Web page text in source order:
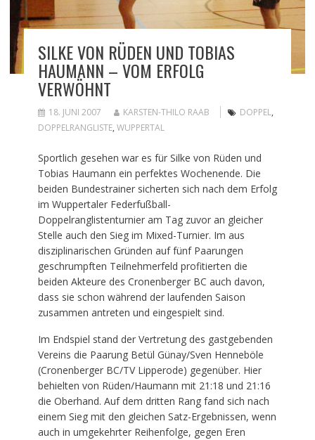
SILKE VON RÜDEN UND TOBIAS
HAUMANN – VOM ERFOLG
VERWÖHNT
18. JUNI 2007 KARSTEN-THILO RAAB DOPPEL,
DOPPELRANGLISTE, WUPPERTAL
Sportlich gesehen war es für Silke von Rüden und
Tobias Haumann ein perfektes Wochenende. Die
beiden Bundestrainer sicherten sich nach dem Erfolg
im Wuppertaler Federfußball-
Doppelranglistenturnier am Tag zuvor an gleicher
Stelle auch den Sieg im Mixed-Turnier. Im aus
disziplinarischen Gründen auf fünf Paarungen
geschrumpften Teilnehmerfeld profitierten die
beiden Akteure des Cronenberger BC auch davon,
dass sie schon während der laufenden Saison
zusammen antreten und eingespielt sind.
Im Endspiel stand der Vertretung des gastgebenden
Vereins die Paarung Betül Günay/Sven Henneböle
(Cronenberger BC/TV Lipperode) gegenüber. Hier
behielten von Rüden/Haumann mit 21:18 und 21:16
die Oberhand. Auf dem dritten Rang fand sich nach
einem Sieg mit den gleichen Satz-Ergebnissen, wenn
auch in umgekehrter Reihenfolge, gegen Eren